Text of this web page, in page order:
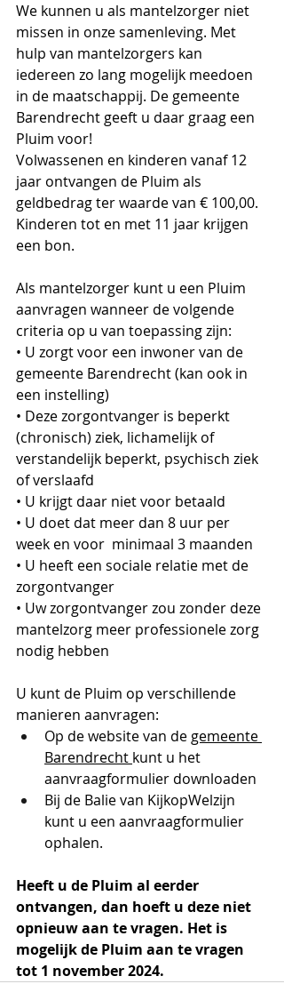
We kunnen u als mantelzorger niet
missen in onze samenleving. Met
hulp van mantelzorgers kan
iedereen zo lang mogelijk meedoen
in de maatschappij. De gemeente
Barendrecht geeft u daar graag een
Pluim voor!
Volwassenen en kinderen vanaf 12
jaar ontvangen de Pluim als
geldbedrag ter waarde van € 100,00.
Kinderen tot en met 11 jaar krijgen
een bon.
Als mantelzorger kunt u een Pluim
aanvragen wanneer de volgende
criteria op u van toepassing zijn:
• U zorgt voor een inwoner van de
gemeente Barendrecht (kan ook in
een instelling)
• Deze zorgontvanger is beperkt
(chronisch) ziek, lichamelijk of
verstandelijk beperkt, psychisch ziek
of verslaafd
• U krijgt daar niet voor betaald
• U doet dat meer dan 8 uur per
week en voor  minimaal 3 maanden
• U heeft een sociale relatie met de
zorgontvanger
• Uw zorgontvanger zou zonder deze
mantelzorg meer professionele zorg
nodig hebben
U kunt de Pluim op verschillende
manieren aanvragen:
Op de website van de gemeente
Barendrecht kunt u het
aanvraagformulier downloaden
Bij de Balie van KijkopWelzijn
kunt u een aanvraagformulier
ophalen.
Heeft u de Pluim al eerder
ontvangen, dan hoeft u deze niet
opnieuw aan te vragen. Het is
mogelijk de Pluim aan te vragen
tot 1 november 2024.